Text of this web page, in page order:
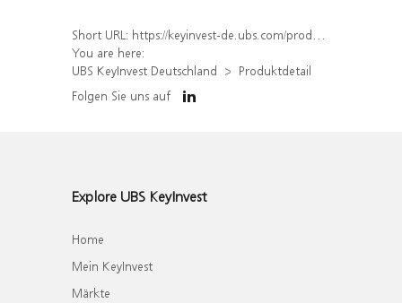
Short URL: https://keyinvest-de.ubs.com/produkt/detail/index/isin/DE000WA565W9
You are here:
UBS KeyInvest Deutschland
Produktdetail
Folgen Sie uns auf
Explore UBS KeyInvest
Home
Mein KeyInvest
Märkte